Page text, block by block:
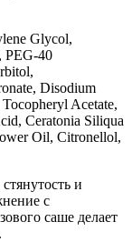
Glycol,
PEG-40
Disodium
Acetate,
Ceratonia Siliqua
Oil, Citronellol,
и
с
саше делает